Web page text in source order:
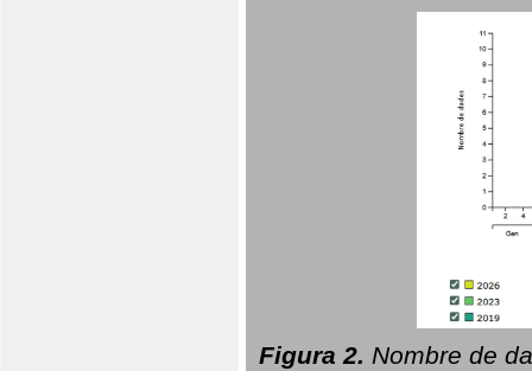
Figura 2. Nombre de